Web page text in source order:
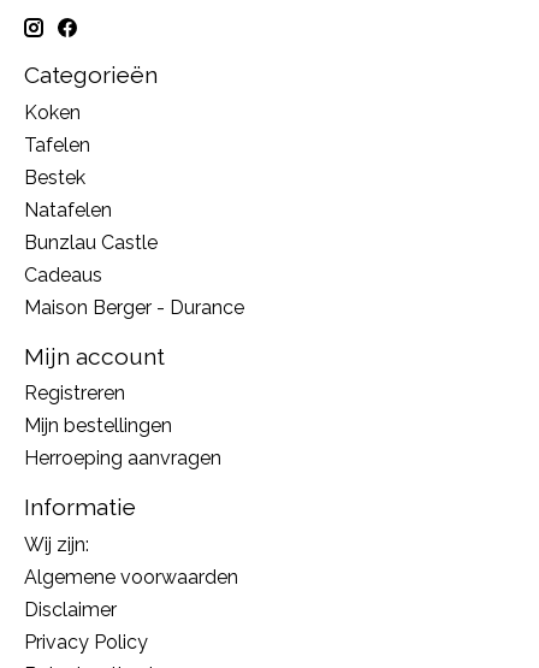
Categorieën
Koken
Tafelen
Bestek
Natafelen
Bunzlau Castle
Cadeaus
Maison Berger - Durance
Mijn account
Registreren
Mijn bestellingen
Herroeping aanvragen
Informatie
Wij zijn:
Algemene voorwaarden
Disclaimer
Privacy Policy